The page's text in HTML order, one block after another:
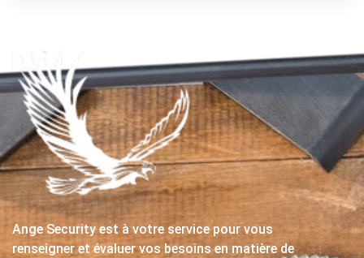
Ange Security est à votre service pour vous
renseigner et évaluer vos besoins en matière de